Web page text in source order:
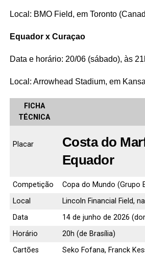
Local: BMO Field, em Toronto
Equador x Curaçao
Data e horário: 20/06 (sábado), às
Local: Arrowhead Stadium, em
FICHA
TÉCNICA
Placar
Costa do
Equador
Competição
Copa do Mundo (Grupo
Local
Lincoln Financial Field,
Data
14 de junho de 2026
Horário
20h (de Brasília)
Cartões
Seko Fofana, Franck